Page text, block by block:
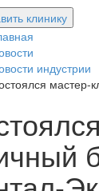
клинику
индустрии
мастер-